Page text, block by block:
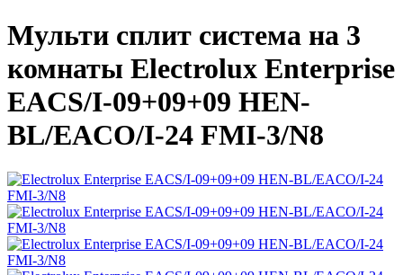
Мульти сплит система на 3
комнаты Electrolux Enterprise
EACS/I-09+09+09 HEN-
BL/EACO/I-24 FMI-3/N8